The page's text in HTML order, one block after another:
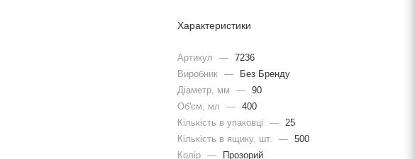
Характеристики
Артикул — 7236
Виробник —
Без Бренду
Діаметр, мм
— 90
Об'єм, мл
— 400
Кількість в упаковці
—
25
Кількість в ящику, шт.
— 500
Колір —
Прозорий